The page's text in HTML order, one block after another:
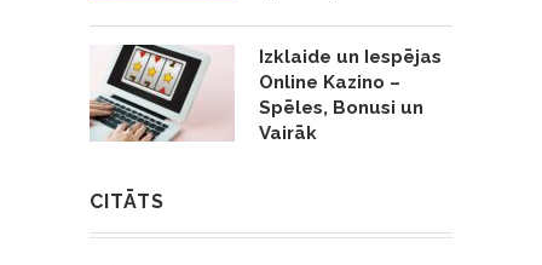
Izklaide un Iespējas
Online Kazino –
Spēles, Bonusi un
Vairāk
CITĀTS